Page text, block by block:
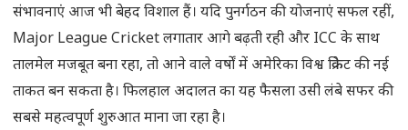
संभावनाएं आज भी बेहद विशाल हैं। यदि पुनर्गठन की योजनाएं सफल रहीं,
Major League Cricket लगातार आगे बढ़ती रही और ICC के साथ
तालमेल मजबूत बना रहा, तो आने वाले वर्षों में अमेरिका विश्व क्रिकेट की नई
ताकत बन सकता है। फिलहाल अदालत का यह फैसला उसी लंबे सफर की
सबसे महत्वपूर्ण शुरुआत माना जा रहा है।